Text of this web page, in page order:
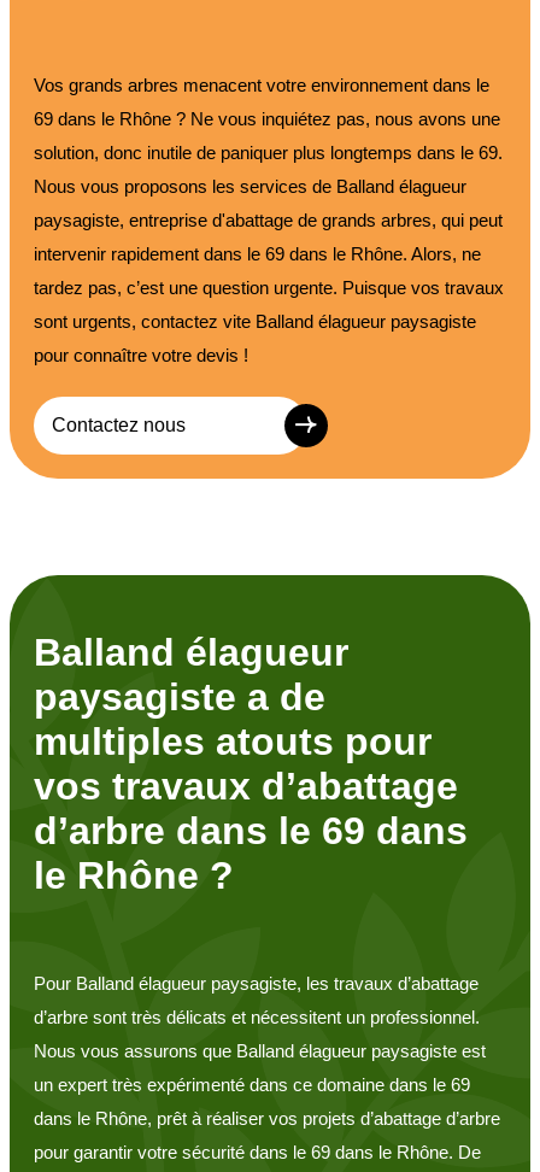
Vos grands arbres menacent votre environnement dans le
69 dans le Rhône ? Ne vous inquiétez pas, nous avons une
solution, donc inutile de paniquer plus longtemps dans le 69.
Nous vous proposons les services de Balland élagueur
paysagiste, entreprise d'abattage de grands arbres, qui peut
intervenir rapidement dans le 69 dans le Rhône. Alors, ne
tardez pas, c’est une question urgente. Puisque vos travaux
sont urgents, contactez vite Balland élagueur paysagiste
pour connaître votre devis !
Contactez nous
Balland élagueur
paysagiste a de
multiples atouts pour
vos travaux d’abattage
d’arbre dans le 69 dans
le Rhône ?
Pour Balland élagueur paysagiste, les travaux d’abattage
d’arbre sont très délicats et nécessitent un professionnel.
Nous vous assurons que Balland élagueur paysagiste est
un expert très expérimenté dans ce domaine dans le 69
dans le Rhône, prêt à réaliser vos projets d’abattage d’arbre
pour garantir votre sécurité dans le 69 dans le Rhône. De